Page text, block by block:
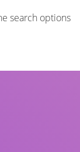
search options